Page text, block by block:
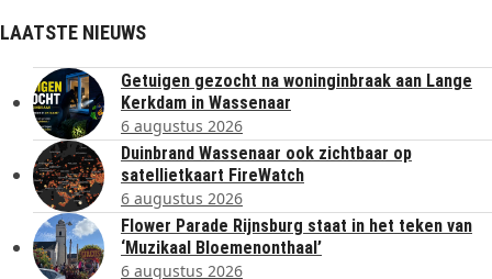
LAATSTE NIEUWS
Getuigen gezocht na woninginbraak aan Lange
Kerkdam in Wassenaar
6 augustus 2026
Duinbrand Wassenaar ook zichtbaar op
satellietkaart FireWatch
6 augustus 2026
Flower Parade Rijnsburg staat in het teken van
‘Muzikaal Bloemenonthaal’
6 augustus 2026